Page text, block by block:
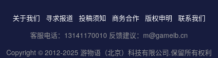
关于我们 寻求报道 投稿须知 商务合作 版权申明
联系我们
客服电话：13141170010 反馈建议：m@gameib.cn
Copyright © 2012-2025 游物语（北京）科技有限公司.保留所有权利